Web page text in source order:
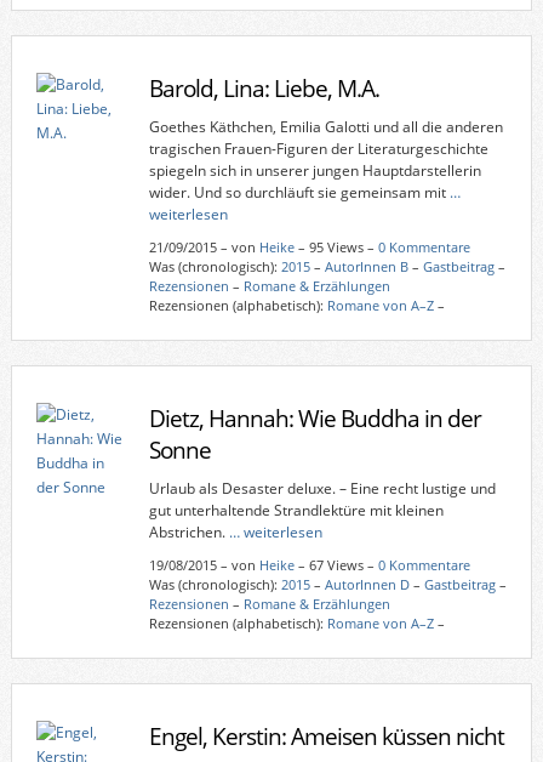
Barold, Lina: Liebe, M.A.
Goethes Käthchen, Emilia Galotti und all die anderen
tragischen Frauen-Figuren der Literaturgeschichte
spiegeln sich in unserer jungen Hauptdarstellerin
wider. Und so durchläuft sie gemeinsam mit …
weiterlesen
21/09/2015– von Heike– 95 Views – 0 Kommentare
Was (chronologisch): 2015– AutorInnen B– Gastbeitrag–
Rezensionen – Romane & Erzählungen
Rezensionen (alphabetisch): Romane von A–Z–
Dietz, Hannah: Wie Buddha in der
Sonne
Urlaub als Desaster deluxe. – Eine recht lustige und
gut unterhaltende Strandlektüre mit kleinen
Abstrichen. … weiterlesen
19/08/2015– von Heike– 67 Views – 0 Kommentare
Was (chronologisch): 2015– AutorInnen D– Gastbeitrag–
Rezensionen – Romane & Erzählungen
Rezensionen (alphabetisch): Romane von A–Z–
Engel, Kerstin: Ameisen küssen nicht